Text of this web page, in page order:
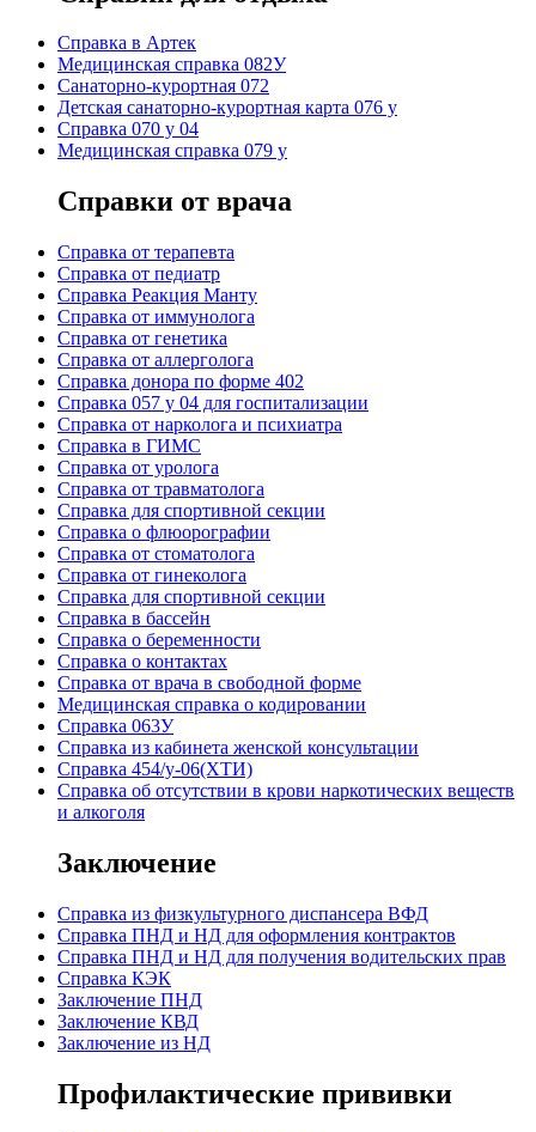
Cправка в Артек
Медицинская справка 082У
Санаторно-курортная 072
Детская санаторно-курортная карта 076 у
Справка 070 у 04
Медицинская справка 079 у
Справки от врача
Справка от терапевта
Справка от педиатр
Cправка Реакция Манту
Cправка от иммунолога
Cправка от генетика
Cправка от аллерголога
Cправка донора по форме 402
Cправка 057 у 04 для госпитализации
Справка от нарколога и психиатра
Справка в ГИМС
Cправка от уролога
Справка от травматолога
Справка для спортивной секции
Справка о флюорографии
Справка от стоматолога
Справка от гинеколога
Справка для спортивной секции
Справка в бассейн
Справка о беременности
Справка о контактах
Справка от врача в свободной форме
Медицинская справка о кодировании
Справка 063У
Справка из кабинета женской консультации
Справка 454/у-06(ХТИ)
Справка об отсутствии в крови наркотических веществ
и алкоголя
Заключение
Cправка из физкультурного диспансера ВФД
Cправка ПНД и НД для оформления контрактов
Справка ПНД и НД для получения водительских прав
Справка КЭК
Заключение ПНД
Заключение КВД
Заключение из НД
Профилактические прививки